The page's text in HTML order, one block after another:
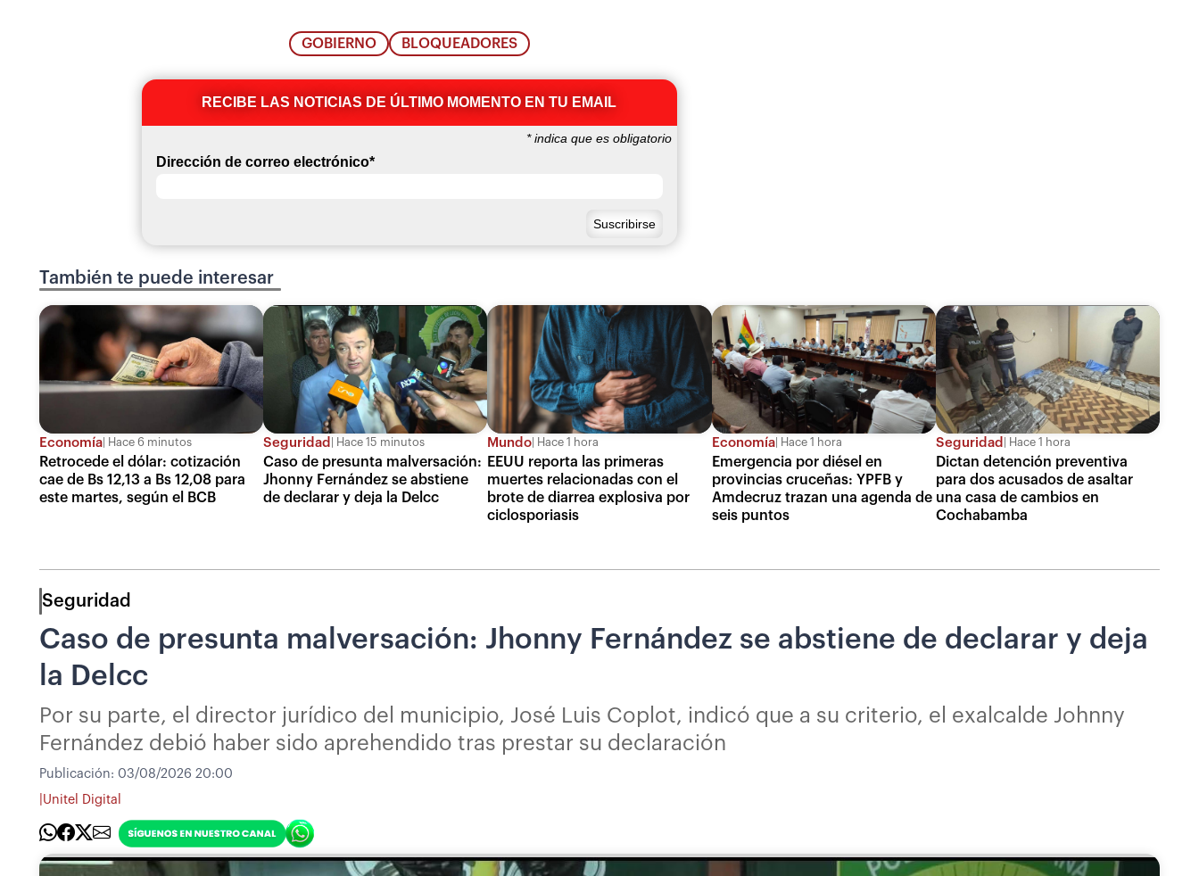
GOBIERNO BLOQUEADORES
RECIBE LAS NOTICIAS DE ÚLTIMO MOMENTO EN TU EMAIL
*indica que es obligatorio
Dirección de correo electrónico*
También te puede interesar
Economía Hace 6 minutos
Retrocede el dólar: cotización
cae de Bs 12,13 a Bs 12,08 para
este martes, según el BCB
Seguridad Hace 15 minutos
Caso de presunta malversación:
Jhonny Fernández se abstiene
de declarar y deja la Delcc
Mundo Hace 1 hora
EEUU reporta las primeras
muertes relacionadas con el
brote de diarrea explosiva por
ciclosporiasis
Economía Hace 1 hora
Emergencia por diésel en
provincias cruceñas: YPFB y
Amdecruz trazan una agenda de
seis puntos
Seguridad Hace 1 hora
Dictan detención preventiva
para dos acusados de asaltar
una casa de cambios en
Cochabamba
Seguridad
Caso de presunta malversación: Jhonny Fernández se abstiene de declarar y deja
la Delcc
Por su parte, el director jurídico del municipio, José Luis Coplot, indicó que a su criterio, el exalcalde Johnny
Fernández debió haber sido aprehendido tras prestar su declaración
Publicación: 03/08/2026 20:00
Unitel Digital